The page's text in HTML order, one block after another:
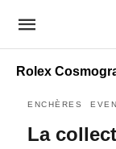
Rolex
ENCHÈRES
La